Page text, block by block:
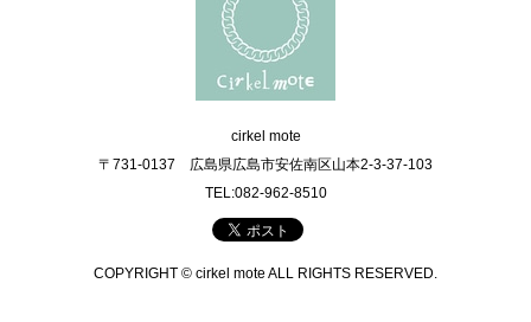
cirkel mote
〒731-0137 広島県広島市安佐南区山本2-3-37-103
TEL:082-962-8510
COPYRIGHT © cirkel mote ALL RIGHTS RESERVED.